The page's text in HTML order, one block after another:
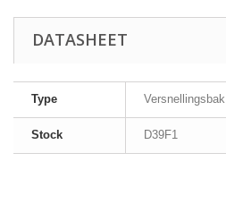
DATASHEET
Type Versnellingsbak
Stock D39F1